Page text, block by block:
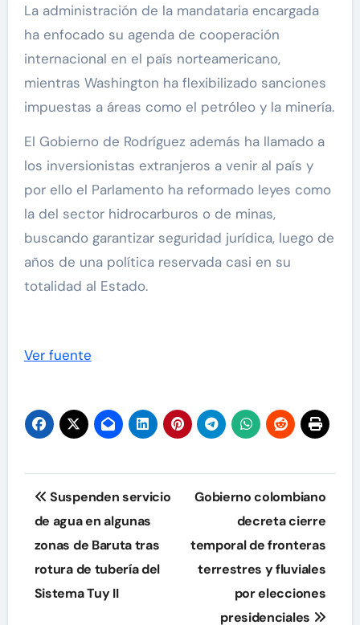
La administración de la mandataria encargada
ha enfocado su agenda de cooperación
internacional en el país norteamericano,
mientras Washington ha flexibilizado sanciones
impuestas a áreas como el petróleo y la minería.
El Gobierno de Rodríguez además ha llamado a
los inversionistas extranjeros a venir al país y
por ello el Parlamento ha reformado leyes como
la del sector hidrocarburos o de minas,
buscando garantizar seguridad jurídica, luego de
años de una política reservada casi en su
totalidad al Estado.
Ver fuente
Navegación
de
entradas
Suspenden servicio
de agua en algunas
zonas de Baruta tras
rotura de tubería del
Sistema Tuy II
Gobierno colombiano
decreta cierre
temporal de fronteras
terrestres y fluviales
por elecciones
presidenciales